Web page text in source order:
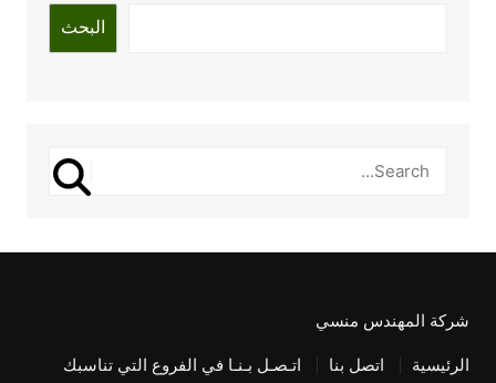
البحث
شركة المهندس منسي
الرئيسية اتصل بنا اتـصـل بـنـا في الفروع التي تناسبك